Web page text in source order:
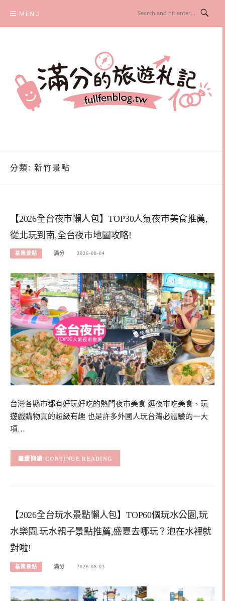
content
MENU
分類: 新竹景點
【2026全台夜市懶人包】TOP30人氣夜市美食推薦,
從北玩到南,全台夜市地圖攻略!
基隆景點 滿分 2026-08-04
台灣各縣市都有好玩好吃的熱門夜市美食 逛夜市吃美食、玩
遊戲購物真的超級有趣 也是許多外國人玩台灣必體驗的一大
項…
CONTINUE READING
【2026全台玩水景點懶人包】TOP60個玩水公園,玩
水樂園.玩水親子景點推薦,盛夏去哪玩？泡在水裡就
對啦!
基隆景點 滿分 2026-08-03